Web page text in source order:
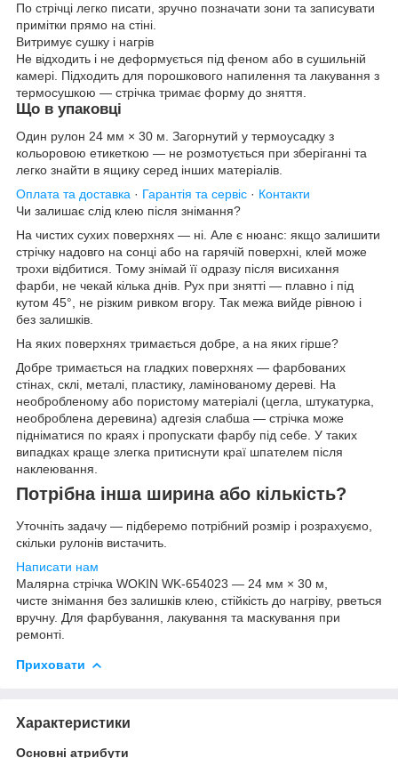
По стрічці легко писати, зручно позначати зони та записувати
примітки прямо на стіні.
Витримує сушку і нагрів
Не відходить і не деформується під феном або в сушильній
камері. Підходить для порошкового напилення та лакування з
термосушкою — стрічка тримає форму до зняття.
Що в упаковці
Один рулон 24 мм × 30 м. Загорнутий у термоусадку з
кольоровою етикеткою — не розмотується при зберіганні та
легко знайти в ящику серед інших матеріалів.
Оплата та доставка · Гарантія та сервіс · Контакти
Чи залишає слід клею після знімання?
На чистих сухих поверхнях — ні. Але є нюанс: якщо залишити
стрічку надовго на сонці або на гарячій поверхні, клей може
трохи відбитися. Тому знімай її одразу після висихання
фарби, не чекай кілька днів. Рух при знятті — плавно і під
кутом 45°, не різким ривком вгору. Так межа вийде рівною і
без залишків.
На яких поверхнях тримається добре, а на яких гірше?
Добре тримається на гладких поверхнях — фарбованих
стінах, склі, металі, пластику, ламінованому дереві. На
необробленому або пористому матеріалі (цегла, штукатурка,
необроблена деревина) адгезія слабша — стрічка може
підніматися по краях і пропускати фарбу під себе. У таких
випадках краще злегка притиснути краї шпателем після
наклеювання.
Потрібна інша ширина або кількість?
Уточніть задачу — підберемо потрібний розмір і розрахуємо,
скільки рулонів вистачить.
Написати нам
Малярна стрічка WOKIN WK-654023 — 24 мм × 30 м,
чисте знімання без залишків клею, стійкість до нагріву, рветься
вручну. Для фарбування, лакування та маскування при
ремонті.
Приховати
Характеристики
Основні атрибути